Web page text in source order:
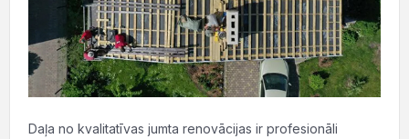
Daļa no kvalitatīvas jumta renovācijas ir profesionāli